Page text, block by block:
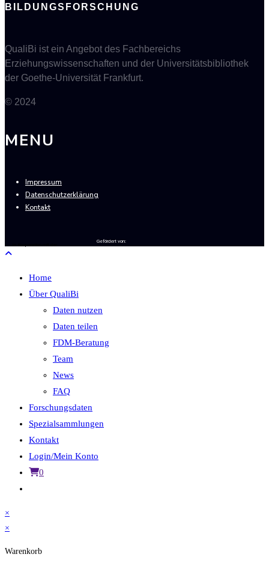
BILDUNGSFORSCHUNG
QualiBi ist ein Angebot des Fachbereichs
Erziehungswissenschaften und der Universitätsbibliothek
der Goethe-Universität Frankfurt.
© 2024
MENU
Impressum
Datenschutzerklärung
Kontakt
Gefördert von:
Home
Über QualiBi
Daten nutzen
Daten teilen
FDM-Beratung
Team
News
FAQ
Forschungsdaten
Spezialsammlungen
Kontakt
Login/Mein Konto
0
×
×
Warenkorb